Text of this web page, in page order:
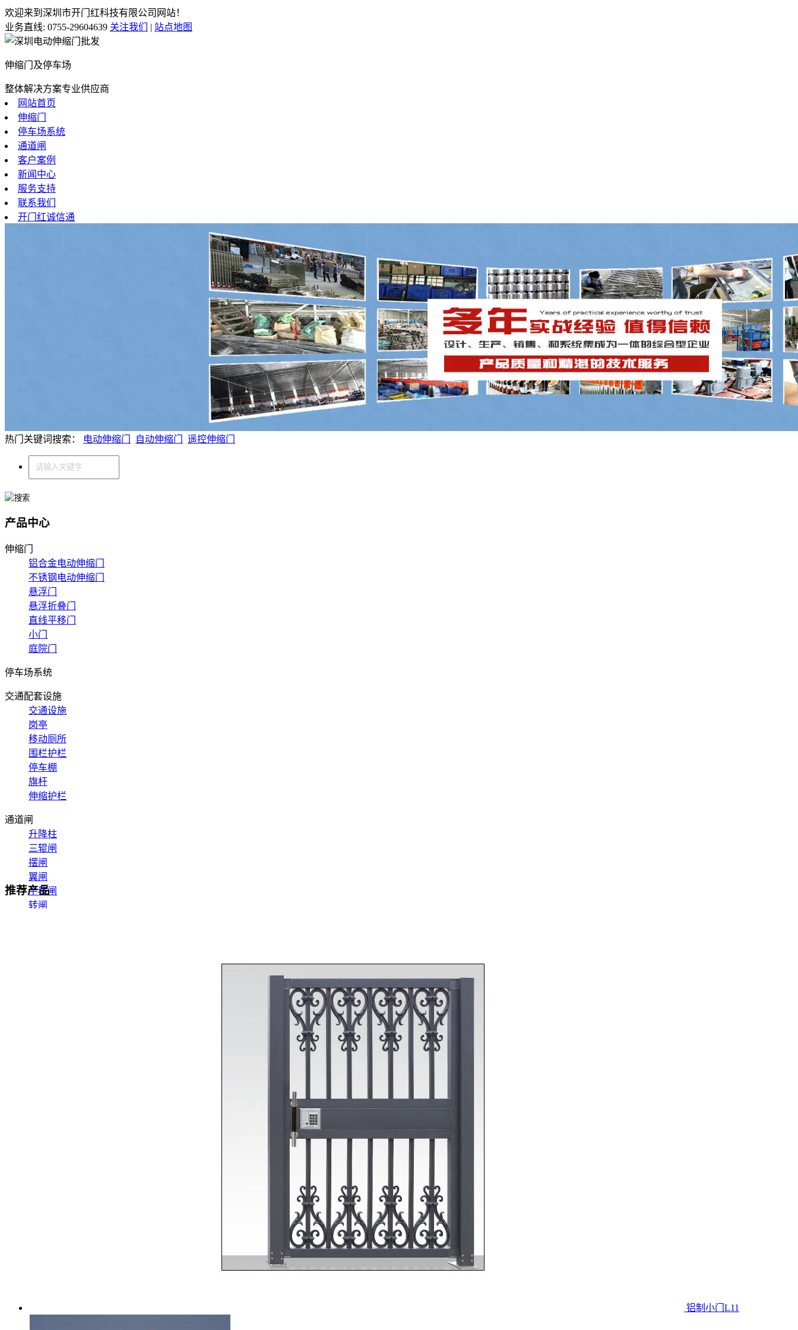
欢迎来到深圳市开门红科技有限公司网站！
业务直线: 0755-29604639 关注我们 | 站点地图
伸缩门及停车场
整体解决方案专业供应商
网站首页
伸缩门
停车场系统
通道闸
客户案例
新闻中心
服务支持
联系我们
开门红诚信通
热门关键词搜索： 电动伸缩门 自动伸缩门 遥控伸缩门
产品中心
伸缩门
铝合金电动伸缩门
不锈钢电动伸缩门
悬浮门
悬浮折叠门
直线平移门
小门
庭院门
停车场系统
交通配套设施
交通设施
岗亭
移动厕所
围栏护栏
停车棚
旗杆
伸缩护栏
通道闸
升降柱
三辊闸
摆闸
翼闸
平移闸
转闸
推荐产品
铝制小门L11